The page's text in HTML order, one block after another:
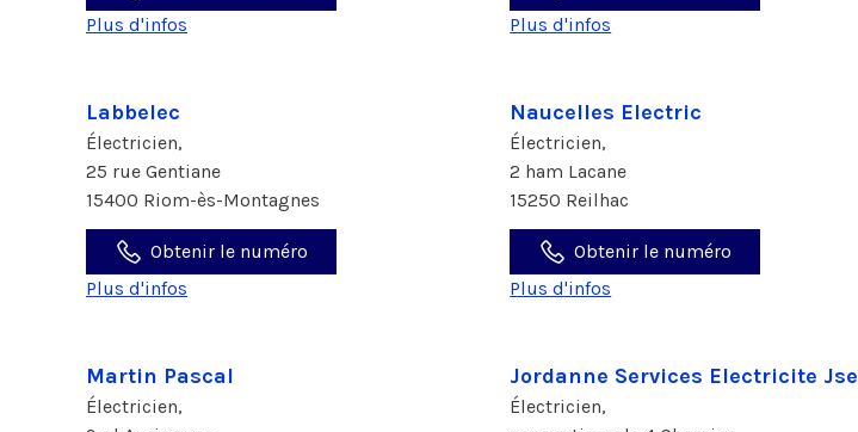
Plus d'infos
Plus d'infos
Labbelec
Électricien,
25 rue Gentiane
15400 Riom-ès-Montagnes
Obtenir le numéro
Plus d'infos
Naucelles Electric
Électricien,
2 ham Lacane
15250 Reilhac
Obtenir le numéro
Plus d'infos
Martin Pascal
Électricien,
Jordanne Services Electricite Jse
Électricien,